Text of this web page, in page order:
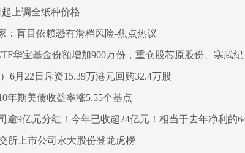
起上调全纸种价格
：盲目依赖恐有滑档风险-焦点热议
华宝基金份额增加900万份，重仓股芯原股份、寒武
6月22日斥资15.39万港元回购32.4万股
年期美债收益率涨5.55个基点
9亿元分红！今年已收超24亿元！相当于去年净利的
所上市公司永大股份登龙虎榜